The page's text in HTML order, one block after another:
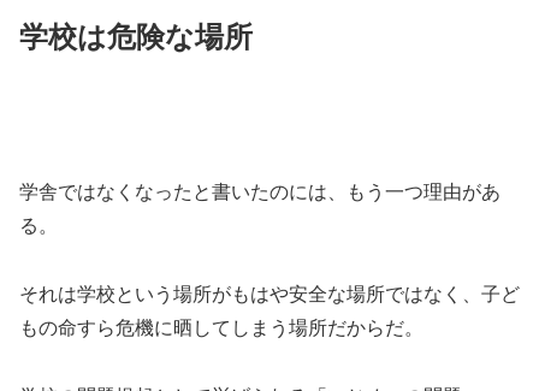
学校は危険な場所
学舎ではなくなったと書いたのには、もう一つ理由があ
る。
それは学校という場所がもはや安全な場所ではなく、子ど
もの命すら危機に晒してしまう場所だからだ。